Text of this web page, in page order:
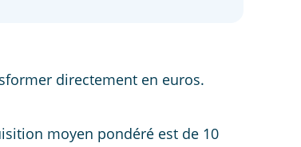
directement en euros.
moyen pondéré est de 10